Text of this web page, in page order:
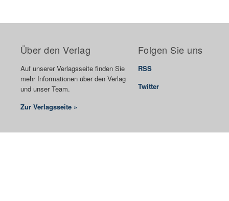
Über den Verlag
Auf unserer Verlagsseite finden Sie
mehr Informationen über den Verlag
und unser Team.
Zur Verlagsseite »
Folgen Sie uns
RSS
Twitter